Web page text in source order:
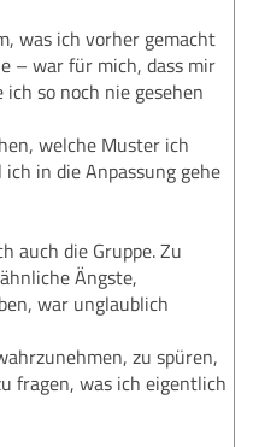
was ich vorher gemacht
– war für mich, dass mir
so noch nie gesehen
welche Muster ich
in die Anpassung gehe
auch die Gruppe. Zu
Ängste,
war unglaublich
zu spüren,
fragen, was ich eigentlich